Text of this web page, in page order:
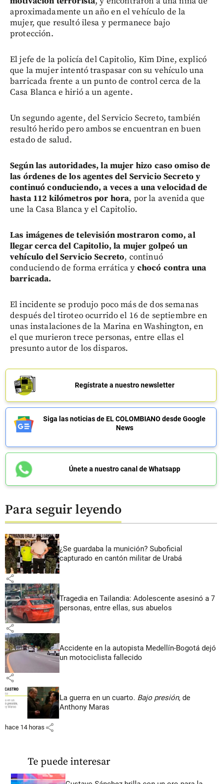
aproximadamente un año en el vehículo de la
mujer, que resultó ilesa y permanece bajo
protección.
El jefe de la policía del Capitolio, Kim Dine, explicó
que la mujer intentó traspasar con su vehículo una
barricada frente a un punto de control cerca de la
Casa Blanca e hirió a un agente.
Un segundo agente, del Servicio Secreto, también
resultó herido pero ambos se encuentran en buen
estado de salud.
Según las autoridades, la mujer hizo caso omiso de
las órdenes de los agentes del Servicio Secreto y
continuó conduciendo, a veces a una velocidad de
hasta 112 kilómetros por hora, por la avenida que
une la Casa Blanca y el Capitolio.
Las imágenes de televisión mostraron como, al
llegar cerca del Capitolio, la mujer golpeó un
vehículo del Servicio Secreto, continuó
conduciendo de forma errática y chocó contra una
barricada.
El incidente se produjo poco más de dos semanas
después del tiroteo ocurrido el 16 de septiembre en
unas instalaciones de la Marina en Washington, en
el que murieron trece personas, entre ellas el
presunto autor de los disparos.
Regístrate a nuestro newsletter
Siga las noticias de EL COLOMBIANO desde Google
News
Únete a nuestro canal de Whatsapp
Para seguir leyendo
¿Se guardaba la munición? Suboficial
capturado en cantón militar de Urabá
share
Tragedia en Tailandia: Adolescente asesinó a 7
personas, entre ellas, sus abuelos
share
Accidente en la autopista Medellín-Bogotá dejó
un motociclista fallecido
share
La guerra en un cuarto. Bajo presión, de
Anthony Maras
hace 14 horas share
Te puede interesar